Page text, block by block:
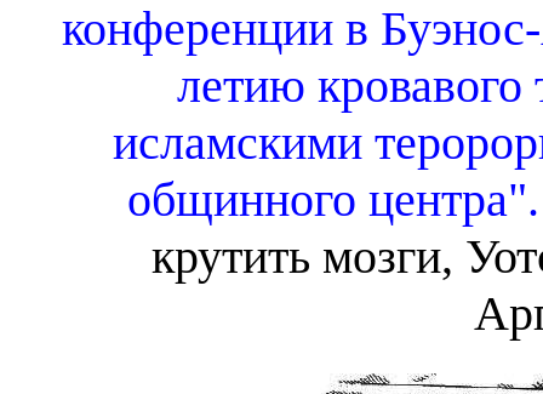
конференции в
летию кровавого
исламскими
общинного центра".
крутить мозги,